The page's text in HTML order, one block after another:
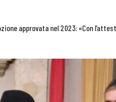
approvata nel 2023: «Con